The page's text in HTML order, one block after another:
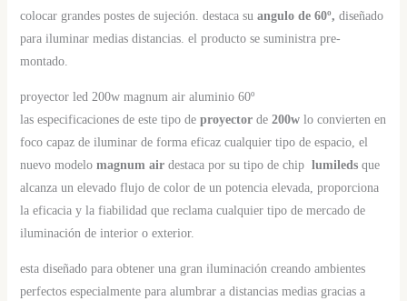
colocar grandes postes de sujeción. destaca su angulo de 60º, diseñado
para iluminar medias distancias. el producto se suministra pre-
montado.
proyector led 200w magnum air aluminio 60º
las especificaciones de este tipo de proyectorde 200w lo convierten en
foco capaz de iluminar de forma eficaz cualquier tipo de espacio, el
nuevo modelo magnum airdestaca por su tipo de chip lumiledsque
alcanza un elevado flujo de color de un potencia elevada, proporciona
la eficacia y la fiabilidad que reclama cualquier tipo de mercado de
iluminación de interior o exterior.
esta diseñado para obtener una gran iluminación creando ambientes
perfectos especialmente para alumbrar a distancias medias gracias a